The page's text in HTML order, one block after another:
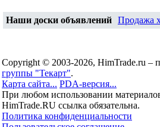
Наши доски объявлений Продажа
Copyright © 2003-2026, HimTrade.ru –
группы "Текарт".
Карта сайта... PDA-версия...
При любом использовании
HimTrade.RU ссылка обязательна.
Политика конфиденциальности